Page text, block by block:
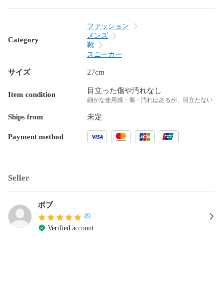
Category
ファッション
メンズ
靴
スニーカー
サイズ 27cm
Item condition 目立った傷や汚れなし
細かな使用感・傷・汚れはあるが、目立たない
Ships from 未定
Payment method
Seller
ボブ
49
Verified account